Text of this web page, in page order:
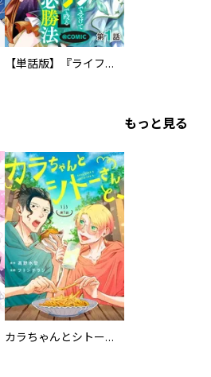
【単話版】『ライフで受けてライフで殴る』これぞ私の必勝法@COMIC
もっと見る
カラちゃんとシトーさんと、 【分冊版】